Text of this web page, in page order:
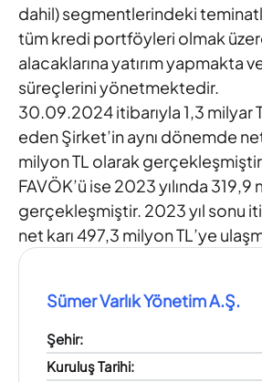
dahil) segmentlerindeki
tüm kredi portföyleri olmak
alacaklarına yatırım yapmakta
süreçlerini yönetmektedir.
30.09.2024 itibarıyla 1,3 milyar
eden Şirket’in aynı dönemde
milyon TL olarak
FAVÖK’ü ise 2023 yılında
gerçekleşmiştir. 2023 yıl sonu
net karı 497,3 milyon TL’ye
Sümer Varlık Yönetim A.Ş.
Şehir:
Kuruluş Tarihi: